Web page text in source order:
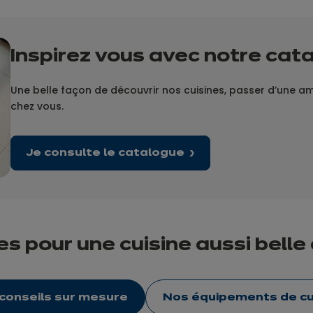
Inspirez vous avec notre
Une belle façon de découvrir nos cuisines, passer d’une
chez vous.
Je consulte le catalogue
pour une cuisine aussi
sur mesure Nos équipements de